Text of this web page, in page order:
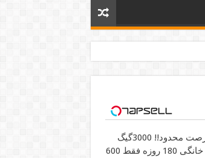
فرصت محدود!! 3000گیگ
اینترنت خانگی 180 روزه فقط 600